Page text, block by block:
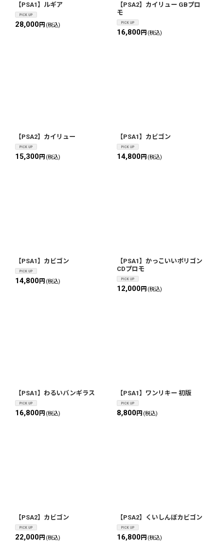
【PSA1】ルギア
28,000円 (税込)
【PSA2】カイリュー GBプロ
モ
16,800円 (税込)
【PSA2】カイリュー
15,300円 (税込)
【PSA1】カビゴン
14,800円 (税込)
【PSA1】カビゴン
14,800円 (税込)
【PSA1】かっこいいポリゴン
CDプロモ
12,000円 (税込)
【PSA1】わるいバンギラス
16,800円 (税込)
【PSA1】ワンリキー 初版
8,800円 (税込)
【PSA2】カビゴン
22,000円 (税込)
【PSA2】くいしんぼカビゴン
16,800円 (税込)